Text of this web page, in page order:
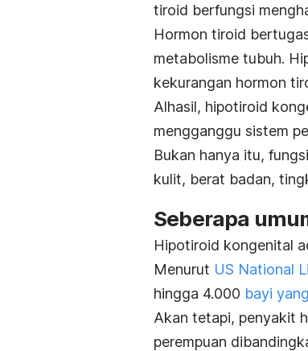
tiroid berfungsi
Hormon tiroid
metabolisme tubuh.
kekurangan hormon
Alhasil, hipotiroid
mengganggu sistem
Bukan hanya itu,
kulit, berat badan,
Seberapa
Hipotiroid kongenital
Menurut US National
hingga 4.000 bayi
Akan tetapi, penyakit
perempuan